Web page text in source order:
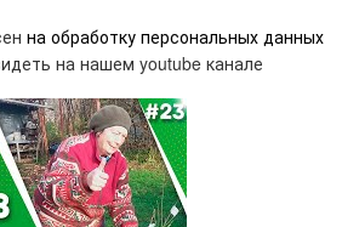
на обработку персональных данных
на нашем youtube канале